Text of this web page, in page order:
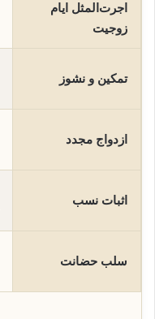
اجرت‌المثل ایام
زوجیت
تمکین و نشوز
ازدواج مجدد
اثبات نسب
سلب حضانت